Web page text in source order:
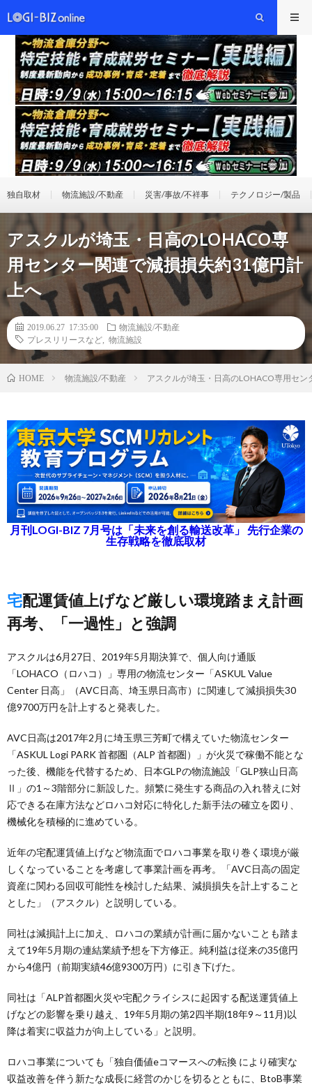
独自取材 物流施設/不動産 災害/事故/不祥事 テクノロジー/製品
アスクルが埼玉・日高のLOHACO専
用センター関連で減損損失約31億円計
上へ
2019.06.27 17:35:00
物流施設/不動産
プレスリリースなど
物流施設
HOME 物流施設/不動産 アスクルが埼玉・日高のLOHACO専用セ
月刊LOGI-BIZ 7月号は「未来を創る輸送改革」 先行企業の
生存戦略を徹底取材
宅配運賃値上げなど厳しい環境踏まえ計画
再考、「一過性」と強調
アスクルは6月27日、2019年5月期決算で、個人向け通販
「LOHACO（ロハコ）」専用の物流センター「ASKUL Value
Center 日高」（AVC日高、埼玉県日高市）に関連して減損損失30
億9700万円を計上すると発表した。
AVC日高は2017年2月に埼玉県三芳町で構えていた物流センター
「ASKUL Logi PARK 首都圏（ALP 首都圏）」が火災で稼働不能とな
った後、機能を代替するため、日本GLPの物流施設「GLP狭山日高
Ⅱ」の1～3階部分に新設した。頻繁に発生する商品の入れ替えに対
応できる在庫方法などロハコ対応に特化した新手法の確立を図り、
機械化を積極的に進めている。
近年の宅配運賃値上げなど物流面でロハコ事業を取り巻く環境が厳
しくなっていることを考慮して事業計画を再考。「AVC日高の固定
資産に関わる回収可能性を検討した結果、減損損失を計上すること
とした」（アスクル）と説明している。
同社は減損計上に加え、ロハコの業績が計画に届かないことも踏ま
えて19年5月期の連結業績予想を下方修正。純利益は従来の35億円
から4億円（前期実績46億9300万円）に引き下げた。
同社は「ALP首都圏火災や宅配クライシスに起因する配送運賃値上
げなどの影響を乗り越え、19年5月期の第2四半期(18年9～11月)以
降は着実に収益力が向上している」と説明。
ロハコ事業についても「独自価値eコマースへの転換 により確実な
収益改善を伴う新たな成長に経営のかじを切るとともに、BtoB事業